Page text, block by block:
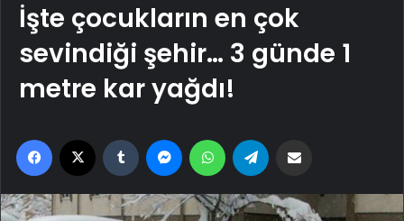
İşte çocukların en çok
sevindiği şehir… 3 günde 1
metre kar yağdı!
Facebook Tumblr MessengerWhatsApp